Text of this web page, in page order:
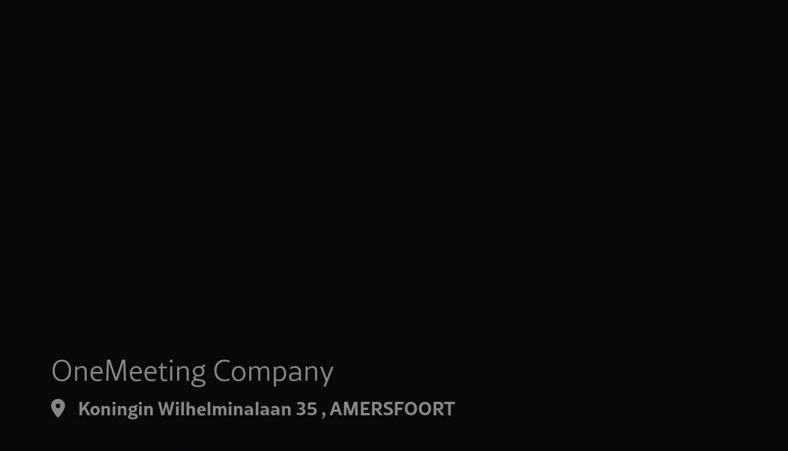
OneMeeting Company
Koningin Wilhelminalaan 35 , AMERSFOORT